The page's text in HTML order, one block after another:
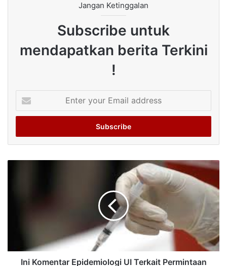
Jangan Ketinggalan
Subscribe untuk
mendapatkan berita Terkini
!
your
Email
Ini Komentar Epidemiologi UI Terkait Permintaan